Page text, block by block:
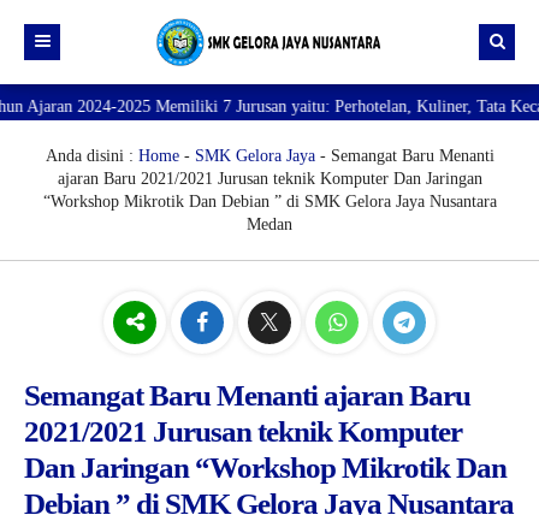
Beranda
Profil
PROFILE SEKOLAH
SARANA PRASARANA
Direktori
Memiliki 7 Jurusan yaitu: Perhotelan, Kuliner, Tata Kecantikan,
Anda disini : Home- SMK Gelora Jaya- Semangat Baru Menanti
ajaran Baru 2021/2021 Jurusan teknik Komputer Dan Jaringan
“Workshop Mikrotik Dan Debian ” di SMK Gelora Jaya Nusantara
Medan
Semangat Baru Menanti ajaran Baru
2021/2021 Jurusan teknik Komputer
Dan Jaringan “Workshop Mikrotik Dan
Debian ” di SMK Gelora Jaya Nusantara